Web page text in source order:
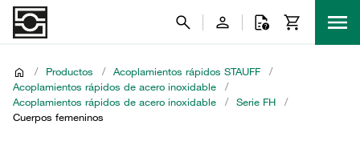
/ Productos / Acoplamientos rápidos STAUFF
/
Acoplamientos rápidos de acero inoxidable
/
Acoplamientos rápidos de acero inoxidable
/ Serie FH
/
Cuerpos femeninos